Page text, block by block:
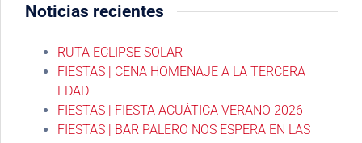
Noticias recientes
RUTA ECLIPSE SOLAR
FIESTAS | CENA HOMENAJE A LA TERCERA
EDAD
FIESTAS | FIESTA ACUÁTICA VERANO 2026
FIESTAS | BAR PALERO NOS ESPERA EN LAS